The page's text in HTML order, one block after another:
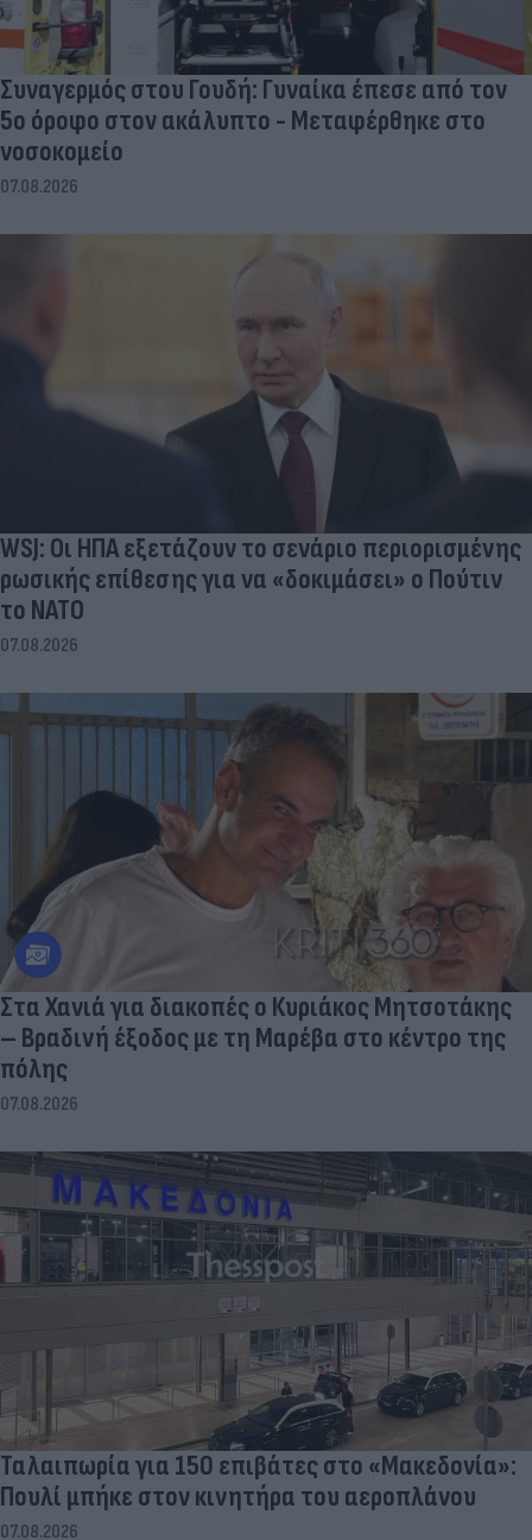
Συναγερμός στου Γουδή: Γυναίκα έπεσε από τον
5ο όροφο στον ακάλυπτο - Μεταφέρθηκε στο
νοσοκομείο
07.08.2026
WSJ: Οι ΗΠΑ εξετάζουν το σενάριο περιορισμένης
ρωσικής επίθεσης για να «δοκιμάσει» ο Πούτιν
το ΝΑΤΟ
07.08.2026
Στα Χανιά για διακοπές ο Κυριάκος Μητσοτάκης
– Βραδινή έξοδος με τη Μαρέβα στο κέντρο της
πόλης
07.08.2026
Ταλαιπωρία για 150 επιβάτες στο «Μακεδονία»:
Πουλί μπήκε στον κινητήρα του αεροπλάνου
07.08.2026